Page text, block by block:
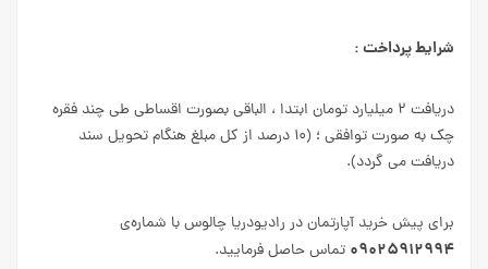
شرایط پرداخت :
دریافت ۲ میلیارد تومان ابتدا ، الباقی بصورت اقساطی طی چند فقره
چک به صورت توافقی ؛ (۱۰ درصد از کل مبلغ هنگام تحویل سند
دریافت می گردد).
برای پیش خرید آپارتمان در رادیودریا چالوس با شماره‌ی
۰۹۰۲۵۹۱۲۹۹۴ تماس حاصل فرمایید.